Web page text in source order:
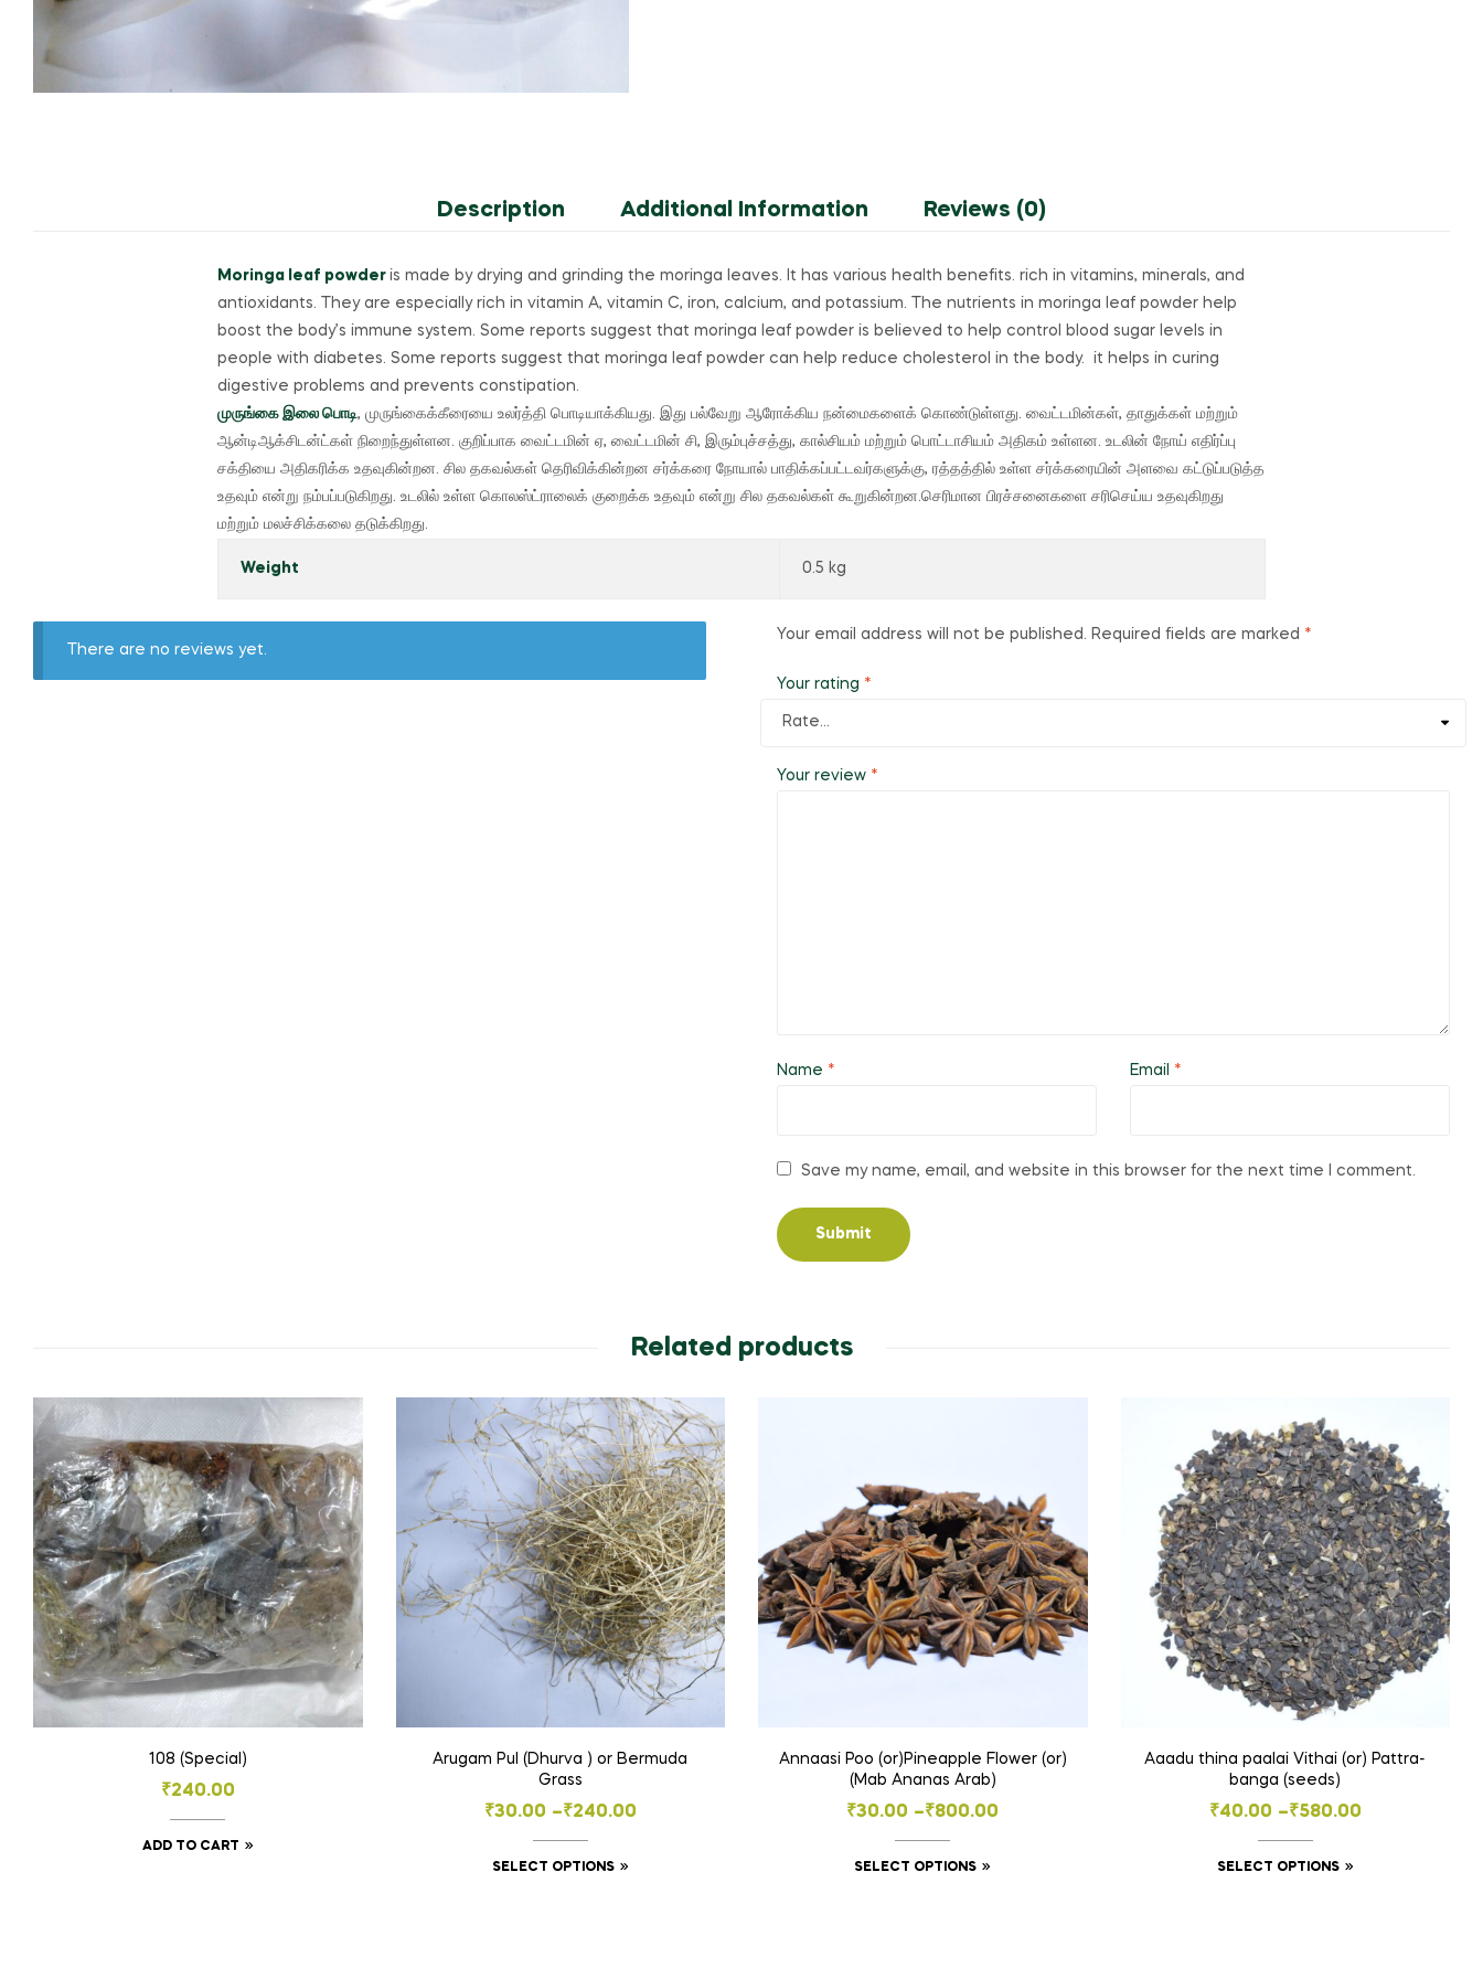
Description Additional Information Reviews (0)
Moringa leaf powder is made by drying and grinding the moringa leaves. It has various health benefits. rich in vitamins, minerals, and
antioxidants.
They are especially rich in vitamin A, vitamin C, iron, calcium, and potassium.
The nutrients in moringa leaf powder help
boost the body’s immune system. Some reports suggest that moringa leaf powder is believed to help control blood sugar levels in
people with diabetes. Some reports suggest that moringa leaf powder can help reduce cholesterol in the body.
it helps in curing
digestive problems and prevents constipation.
முருங்கை இலை பொடி, முருங்கைக்கீரையை உலர்த்தி பொடியாக்கியது. இது பல்வேறு ஆரோக்கிய நன்மைகளைக் கொண்டுள்ளது. வைட்டமின்கள், தாதுக்கள் மற்றும்
ஆன்டிஆக்சிடன்ட்கள் நிறைந்துள்ளன. குறிப்பாக வைட்டமின் ஏ, வைட்டமின் சி, இரும்புச்சத்து, கால்சியம் மற்றும் பொட்டாசியம் அதிகம் உள்ளன. உடலின் நோய் எதிர்ப்பு
சக்தியை அதிகரிக்க உதவுகின்றன. சில தகவல்கள் தெரிவிக்கின்றன சர்க்கரை நோயால் பாதிக்கப்பட்டவர்களுக்கு, ரத்தத்தில் உள்ள சர்க்கரையின் அளவை கட்டுப்படுத்த
உதவும் என்று நம்பப்படுகிறது. உடலில் உள்ள கொலஸ்ட்ராலைக் குறைக்க உதவும் என்று சில தகவல்கள் கூறுகின்றன.செரிமான பிரச்சனைகளை சரிசெய்ய உதவுகிறது
மற்றும் மலச்சிக்கலை தடுக்கிறது.
Weight 0.5 kg
There are no reviews yet.
Your email address will not be published. Required fields are marked *
Your rating *
Your review *
Name * Email *
Save my name, email, and website in this browser for the next time I comment.
Related products
108 (Special)
₹240.00
ADD TO CART
Arugam Pul (Dhurva ) or Bermuda
Grass
₹30.00 –₹240.00
Price
range:
₹30.00
SELECT OPTIONS
This
Annaasi Poo (or)Pineapple Flower (or)
(Mab Ananas Arab)
₹30.00 –₹800.00
Price
range:
₹30.00
SELECT OPTIONS
Aaadu thina paalai Vithai (or) Pattra-
banga (seeds)
₹40.00 –₹580.00
Price
range:
₹40.00
SELECT OPTIONS
This